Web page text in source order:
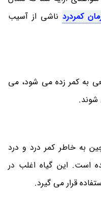
کمردرد ناشی از آسیب
به کمر زده می شود، می
به خاطر کمر درد و درد
است. این گیاه اغلب در
قرار می گیرد.